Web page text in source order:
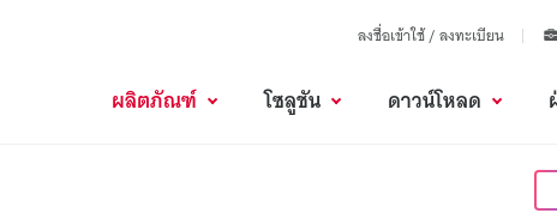
ลงชื่อเข้าใช้ / ลงทะเบียน
ผลิตภัณฑ์ โซลูชัน ดาวน์โหลด